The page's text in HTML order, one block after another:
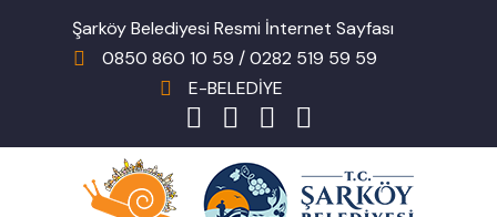
Şarköy Belediyesi Resmi İnternet Sayfası
0850 860 10 59 / 0282 519 59 59
E-BELEDİYE